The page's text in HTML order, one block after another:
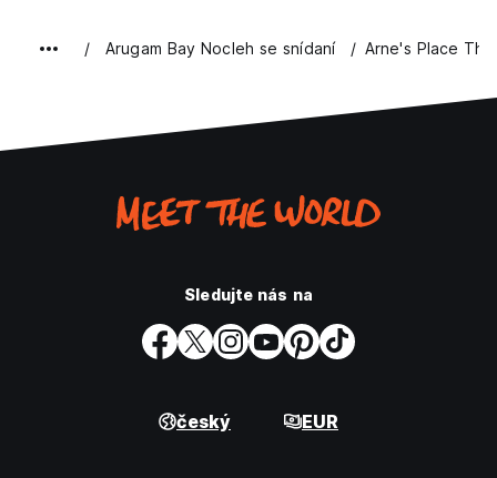
Arugam Bay Nocleh se snídaní Arne's Place
Sledujte nás na
český EUR